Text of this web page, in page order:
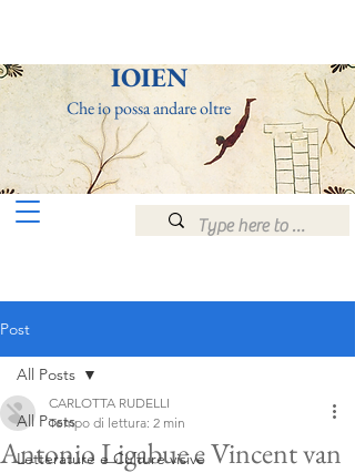
ΙOIEN
Che io possa andareoltre
Post
All Posts
Letterature e Culture visive
All Posts
Antonio Ligabue e Vincent van
CARLOTTA RUDELLI
Tempo di lettura: 2 min